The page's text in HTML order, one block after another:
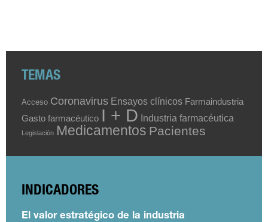
TEMAS
Acceso Coronavirus Ensayos clínicos Farmaindustria
Gasto farmacéutico I + D Industria farmacéutica
Legislación Medicamentos Pacientes
INDICADORES
El valor estratégico de la industria